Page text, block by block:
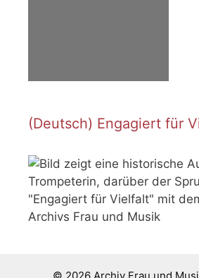
(Deutsch) Engagiert für